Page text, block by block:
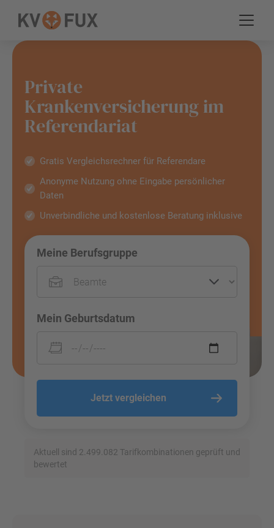
Private
Krankenversicherung im
Referendariat
Gratis Vergleichsrechner für Referendare
Anonyme Nutzung ohne Eingabe persönlicher
Daten
Unverbindliche und kostenlose Beratung inklusive
Meine Berufsgruppe
Mein Geburtsdatum
Jetzt vergleichen
Aktuell sind 2.499.082 Tarifkombinationen geprüft und
bewertet